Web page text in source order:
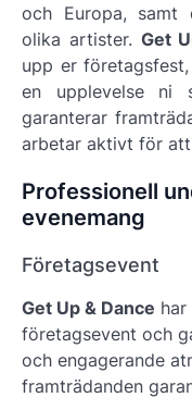
och Europa, samt
olika artister. Get
upp er
en upplevelse ni
garanterar
arbetar aktivt för att
Professionell
evenemang
Företagsevent
Get Up & Dance
företagsevent och
och engagerande
framträdanden